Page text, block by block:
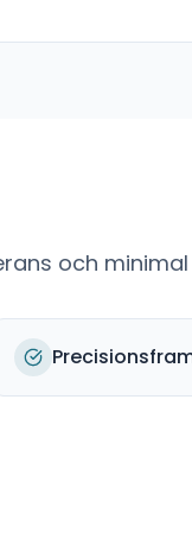
och